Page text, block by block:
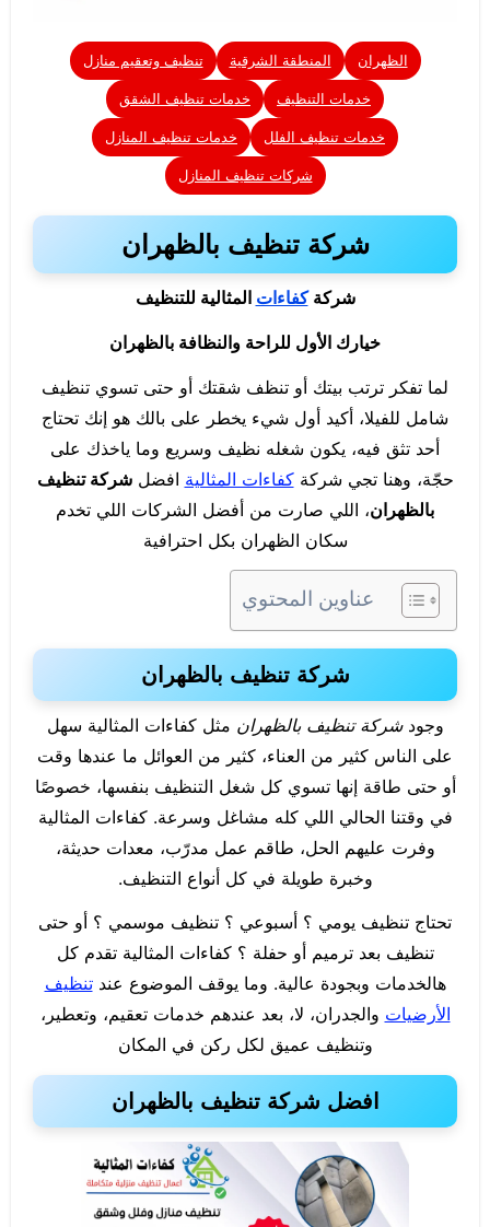
الظهران المنطقة الشرقية تنظيف وتعقيم منازل
خدمات التنظيف خدمات تنظيف الشقق
خدمات تنظيف الفلل خدمات تنظيف المنازل
شركات تنظيف المنازل
شركة تنظيف بالظهران
شركةكفاءات المثالية للتنظيف
خيارك الأول للراحة والنظافة بالظهران
لما تفكر ترتب بيتك أو تنظف شقتك أو حتى تسوي تنظيف
شامل للفيلا، أكيد أول شيء يخطر على بالك هو إنك تحتاج
أحد تثق فيه، يكون شغله نظيف وسريع وما ياخذك على
حجّة، وهنا تجي شركةكفاءات المثالية افضلشركة تنظيف
بالظهران، اللي صارت من أفضل الشركات اللي تخدم
سكان الظهران بكل احترافية
عناوين المحتوي
شركة تنظيف بالظهران
وجودشركة تنظيف بالظهران مثل كفاءات المثالية سهل
على الناس كثير من العناء، كثير من العوائل ما عندها وقت
أو حتى طاقة إنها تسوي كل شغل التنظيف بنفسها، خصوصًا
في وقتنا الحالي اللي كله مشاغل وسرعة. كفاءات المثالية
وفرت عليهم الحل، طاقم عمل مدرّب، معدات حديثة،
وخبرة طويلة في كل أنواع التنظيف.
تحتاج تنظيف يومي ؟ أسبوعي ؟ تنظيف موسمي ؟ أو حتى
تنظيف بعد ترميم أو حفلة ؟ كفاءات المثالية تقدم كل
هالخدمات وبجودة عالية. وما يوقف الموضوع عندتنظيف
الأرضيات والجدران، لا، بعد عندهم خدمات تعقيم، وتعطير،
وتنظيف عميق لكل ركن في المكان
افضل شركة تنظيف بالظهران